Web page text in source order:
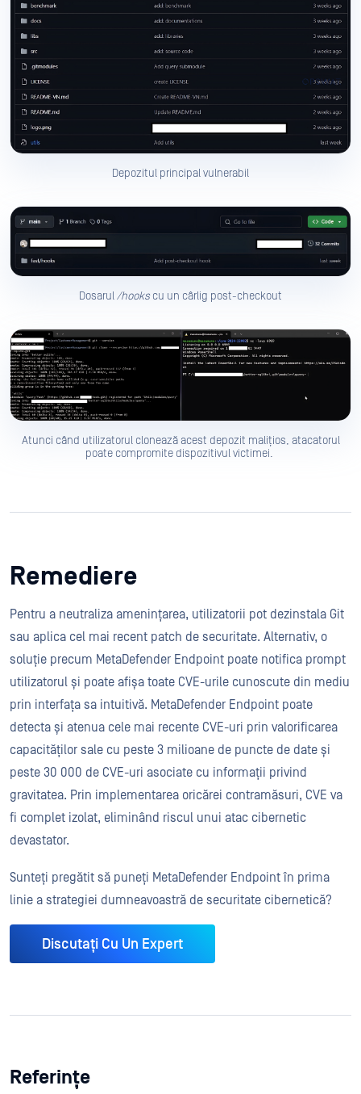
Depozitul principal vulnerabil
Dosarul/hookscu un cârlig post-checkout
Atunci când utilizatorul clonează acest depozit malițios, atacatorul
poate compromite dispozitivul victimei.
Remediere
Pentru a neutraliza amenințarea, utilizatorii pot dezinstala Git
sau aplica cel mai recent patch de securitate. Alternativ, o
soluție precum MetaDefender Endpoint poate notifica prompt
utilizatorul și poate afișa toate CVE-urile cunoscute din mediu
prin interfața sa intuitivă. MetaDefender Endpoint poate
detecta și atenua cele mai recente CVE-uri prin valorificarea
capacităților sale cu peste 3 milioane de puncte de date și
peste 30 000 de CVE-uri asociate cu informații privind
gravitatea. Prin implementarea oricărei contramăsuri, CVE va
fi complet izolat, eliminând riscul unui atac cibernetic
devastator.
Sunteți pregătit să puneți MetaDefender Endpoint în prima
linie a strategiei dumneavoastră de securitate cibernetică?
Discutați Cu Un Expert
Referințe